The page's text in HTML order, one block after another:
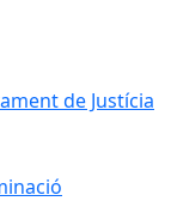
de Justícia